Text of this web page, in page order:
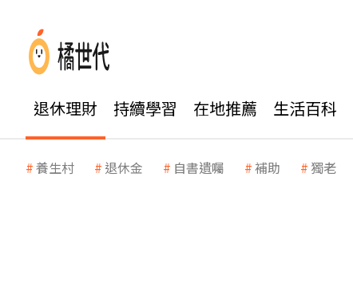
退休理財 持續學習 在地推薦 生活百科
養生村 退休金 自書遺囑 補助 獨老